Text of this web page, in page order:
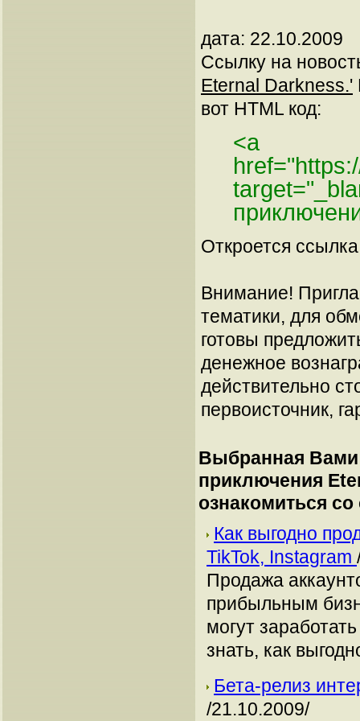
дата: 22.10.2009
Ссылку на
Eternal Darkness.'
вот HTML код:
<a
Откроется
Внимание!
тематики, для
готовы
денежное
действительно
первоисточник,
Выбранная Вами
приключения
ознакомиться
Как выгодно
TikTok, Instagram
Продажа
прибыльным
могут
знать, как
Бета-релиз
/21.10.2009/